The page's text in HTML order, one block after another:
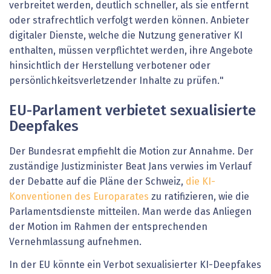
verbreitet werden, deutlich schneller, als sie entfernt
oder strafrechtlich verfolgt werden können. Anbieter
digitaler Dienste, welche die Nutzung generativer KI
enthalten, müssen verpflichtet werden, ihre Angebote
hinsichtlich der Herstellung verbotener oder
persönlichkeitsverletzender Inhalte zu prüfen."
EU-Parlament verbietet sexualisierte
Deepfakes
Der Bundesrat empfiehlt die Motion zur Annahme. Der
zuständige Justizminister Beat Jans verwies im Verlauf
der Debatte auf die Pläne der Schweiz, die KI-
Konventionen des Europarates zu ratifizieren, wie die
Parlamentsdienste mitteilen. Man werde das Anliegen
der Motion im Rahmen der entsprechenden
Vernehmlassung aufnehmen.
In der EU könnte ein Verbot sexualisierter KI-Deepfakes